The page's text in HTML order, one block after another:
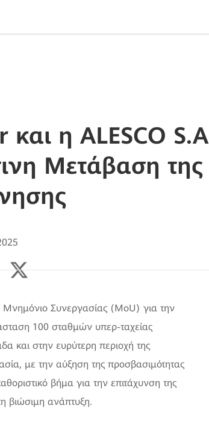
η ALESCO S.A
Μετάβαση της
Συνεργασίας (MoU) για την
100 σταθμών υπερ-ταχείας
και στην ευρύτερη περιοχή της
με την αύξηση της προσβασιμότητας
βήμα για την επιτάχυνση της
βιώσιμη ανάπτυξη.